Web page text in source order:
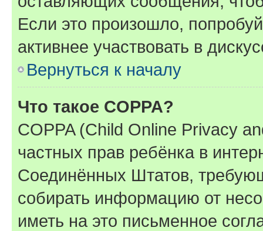
Если это произошло,
активнее участвовать в
Вернуться к началу
Что такое COPPA?
COPPA (Child Online Privacy
частных прав ребёнка в
Соединённых Штатов,
собирать информацию от
иметь на это письменное